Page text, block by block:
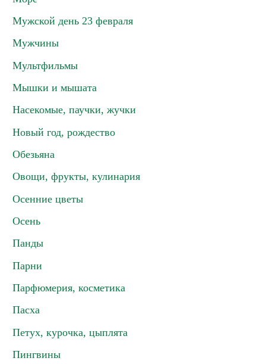
Мужской день 23 февраля
Мужчины
Мультфильмы
Мышки и мышата
Насекомые, паучки, жучки
Новый год, рождество
Обезьяна
Овощи, фрукты, кулинария
Осенние цветы
Осень
Панды
Парни
Парфюмерия, косметика
Пасха
Петух, курочка, цыплята
Пингвины